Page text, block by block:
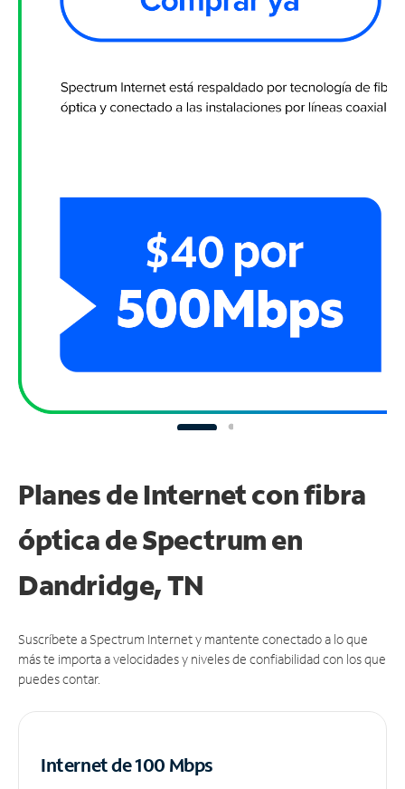
Planes de Internet con fibra
óptica de Spectrum en
Dandridge, TN
Suscríbete a Spectrum Internet y mantente conectado a lo que
más te importa a velocidades y niveles de confiabilidad con los que
puedes contar.
Internet de 100 Mbps